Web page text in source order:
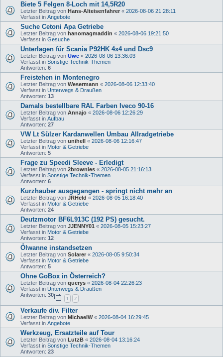
Biete 5 Felgen 8-Loch mit 14,5R20
Letzter Beitrag von Hans-Alteisenfahrer « 2026-08-06 21:28:11
Verfasst in Angebote
Suche Cetoni Apa Getriebe
Letzter Beitrag von hanomagmaddin « 2026-08-06 19:21:50
Verfasst in Gesuche
Unterlagen für Scania P92HK 4x4 und Dsc9
Letzter Beitrag von Uwe « 2026-08-06 13:36:03
Verfasst in Sonstige Technik-Themen
Antworten: 6
Freistehen in Montenegro
Letzter Beitrag von Wesermann « 2026-08-06 12:33:40
Verfasst in Unterwegs & Draußen
Antworten: 13
Damals bestellbare RAL Farben Iveco 90-16
Letzter Beitrag von Annajo « 2026-08-06 12:26:29
Verfasst in Aufbau
Antworten: 27
VW Lt Sülzer Kardanwellen Umbau Allradgetriebe
Letzter Beitrag von unihell « 2026-08-06 12:16:47
Verfasst in Motor & Getriebe
Antworten: 5
Frage zu Speedi Sleeve - Erledigt
Letzter Beitrag von 2brownies « 2026-08-05 21:16:13
Verfasst in Sonstige Technik-Themen
Antworten: 6
Kurzhauber ausgegangen - springt nicht mehr an
Letzter Beitrag von JRHeld « 2026-08-05 16:18:40
Verfasst in Motor & Getriebe
Antworten: 24
Deutzmotor BF6L913C (192 PS) gesucht.
Letzter Beitrag von JJENNY01 « 2026-08-05 15:23:27
Verfasst in Motor & Getriebe
Antworten: 12
Ölwanne instandsetzen
Letzter Beitrag von Solarer « 2026-08-05 9:50:34
Verfasst in Motor & Getriebe
Antworten: 5
Ohne GoBox in Österreich?
Letzter Beitrag von querys « 2026-08-04 22:26:23
Verfasst in Unterwegs & Draußen
Antworten: 30
1 2
Verkaufe div. Filter
Letzter Beitrag von MichaelW« 2026-08-04 16:29:45
Verfasst in Angebote
Werkzeug, Ersatzteile auf Tour
Letzter Beitrag von LutzB « 2026-08-04 13:16:24
Verfasst in Sonstige Technik-Themen
Antworten: 23